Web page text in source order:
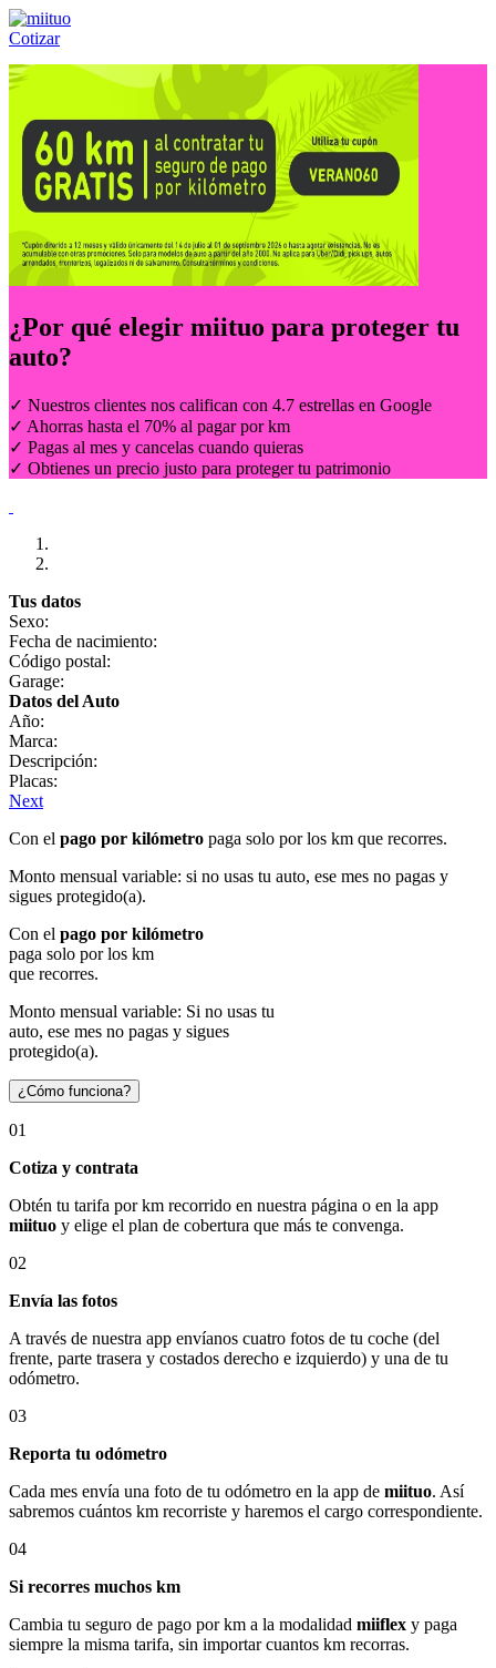
Cotizar
Llámanos al:(55) 84-21-05-00 ó
¿Por qué elegir miituo para proteger tu
auto?
✓ Nuestros clientes nos califican con 4.7 estrellas en Google
✓ Ahorras hasta el 70% al pagar por km
✓ Pagas al mes y cancelas cuando quieras
✓ Obtienes un precio justo para proteger tu patrimonio
Tus datos
Sexo:
Fecha de nacimiento:
Código postal:
Garage:
Datos del Auto
Año:
Marca:
Descripción:
Placas:
Next
Con el pago por kilómetro paga solo por los km que recorres.
Monto mensual variable: si no usas tu auto, ese mes no pagas y
sigues protegido(a).
Con el pago por kilómetro
paga solo por los km
que recorres.
Monto mensual variable: Si no usas tu
auto, ese mes no pagas y sigues
protegido(a).
¿Cómo funciona?
01
Cotiza y contrata
Obtén tu tarifa por km recorrido en nuestra página o en la app
miituo y elige el plan de cobertura que más te convenga.
02
Envía las fotos
A través de nuestra app envíanos cuatro fotos de tu coche (del
frente, parte trasera y costados derecho e izquierdo) y una de tu
odómetro.
03
Reporta tu odómetro
Cada mes envía una foto de tu odómetro en la app de miituo. Así
sabremos cuántos km recorriste y haremos el cargo correspondiente.
04
Si recorres muchos km
Cambia tu seguro de pago por km a la modalidad miiflex y paga
siempre la misma tarifa, sin importar cuantos km recorras.